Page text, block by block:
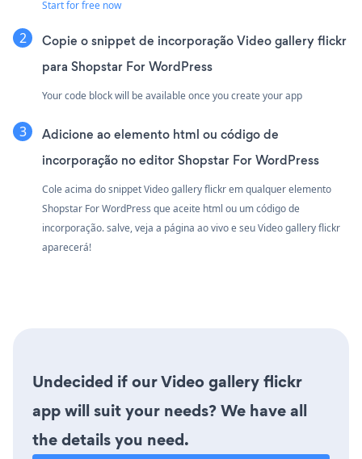
Start for free now
Copie o snippet de incorporação Video gallery flickr
para Shopstar For WordPress
Your code block will be available once you create your app
Adicione ao elemento html ou código de
incorporação no editor Shopstar For WordPress
Cole acima do snippet Video gallery flickr em qualquer elemento
Shopstar For WordPress que aceite html ou um código de
incorporação. salve, veja a página ao vivo e seu Video gallery flickr
aparecerá!
Undecided if our Video gallery flickr
app will suit your needs? We have all
the details you need.